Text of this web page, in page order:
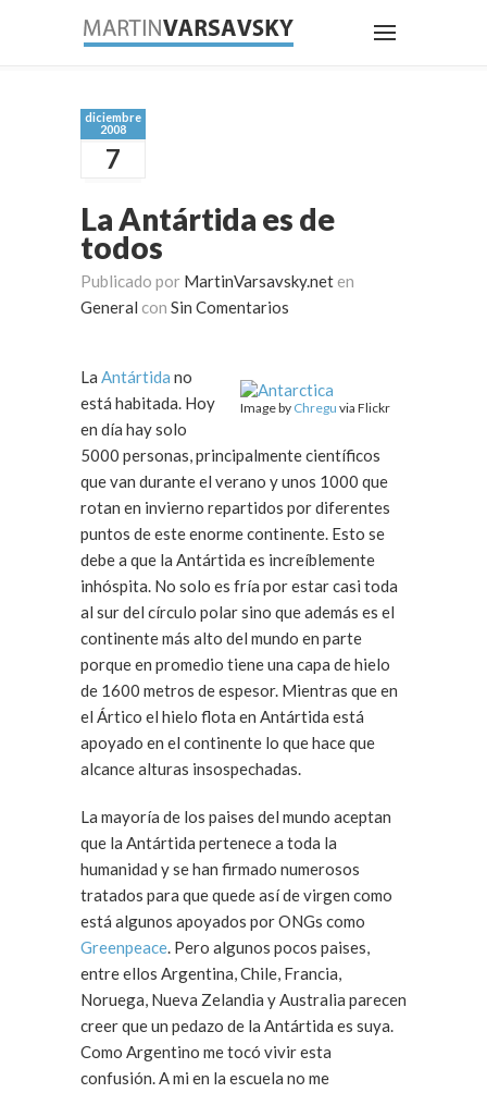
diciembre
2008
7
La Antártida es de
todos
Publicado por MartinVarsavsky.net en
General con Sin Comentarios
Image by Chregu via Flickr
La Antártida no
está habitada. Hoy
en día hay solo
5000 personas, principalmente científicos
que van durante el verano y unos 1000 que
rotan en invierno repartidos por diferentes
puntos de este enorme continente. Esto se
debe a que la Antártida es increíblemente
inhóspita. No solo es fría por estar casi toda
al sur del círculo polar sino que además es el
continente más alto del mundo en parte
porque en promedio tiene una capa de hielo
de 1600 metros de espesor. Mientras que en
el Ártico el hielo flota en Antártida está
apoyado en el continente lo que hace que
alcance alturas insospechadas.
La mayoría de los paises del mundo aceptan
que la Antártida pertenece a toda la
humanidad y se han firmado numerosos
tratados para que quede así de virgen como
está algunos apoyados por ONGs como
Greenpeace. Pero algunos pocos paises,
entre ellos Argentina, Chile, Francia,
Noruega, Nueva Zelandia y Australia parecen
creer que un pedazo de la Antártida es suya.
Como Argentino me tocó vivir esta
confusión. A mi en la escuela no me